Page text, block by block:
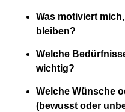
Was motiviert
bleiben?
Welche
wichtig?
Welche Wünsche
(bewusst oder